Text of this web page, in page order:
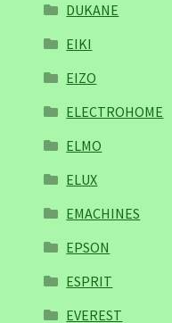
DUKANE
EIKI
EIZO
ELECTROHOME
ELMO
ELUX
EMACHINES
EPSON
ESPRIT
EVEREST